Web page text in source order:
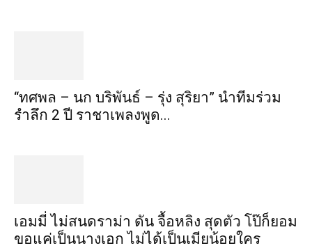
“ทศพล – นก บริพันธ์ – รุ่ง สุริยา” นำทีมร่วม
รำลึก 2 ปี ราชาเพลงพูด...
เอมมี่ ไม่สนดราม่า ดัน จื้อหลิง สุดตัว โป๊ก็ยอม
ขอแค่เป็นนางเอก ไม่ได้เป็นเมียน้อยใคร